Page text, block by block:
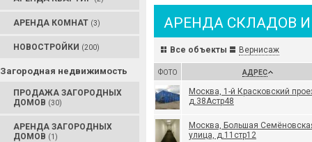
АРЕНДА КОМНАТ (3)
НОВОСТРОЙКИ (200)
Загородная недвижимость
ПРОДАЖА ЗАГОРОДНЫХ
ДОМОВ (30)
АРЕНДА ЗАГОРОДНЫХ
ДОМОВ (1)
АРЕНДА СКЛАДОВ
Все объекты Вернисаж
ФОТО АДРЕС
Москва, 1-й Красковский
д.38Астр48
Москва, Большая
улица, д.11стр12